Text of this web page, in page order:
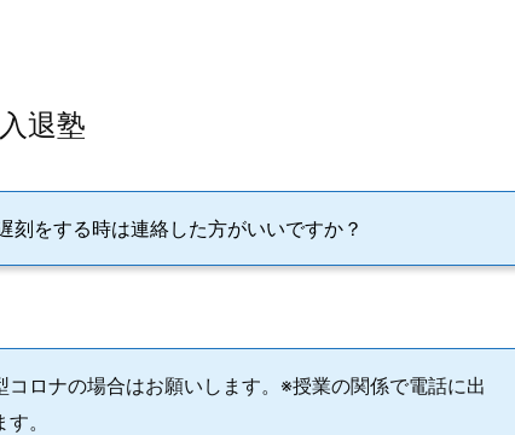
退塾
刻をする時は連絡した方がいいですか？
コロナの場合はお願いします。※授業の関係で電話に出
。